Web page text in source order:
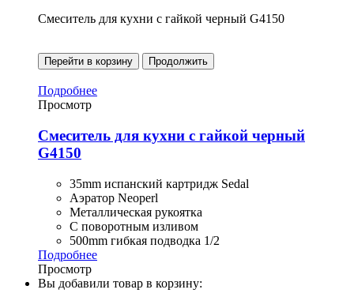
Смеситель для кухни с гайкой черный G4150
Перейти в корзину Продолжить
Подробнее
Просмотр
Смеситель для кухни с гайкой черный
G4150
35mm испанский картридж Sedal
Аэратор Neoperl
Металлическая рукоятка
С поворотным изливом
500mm гибкая подводка 1/2
Подробнее
Просмотр
Вы добавили товар в корзину: